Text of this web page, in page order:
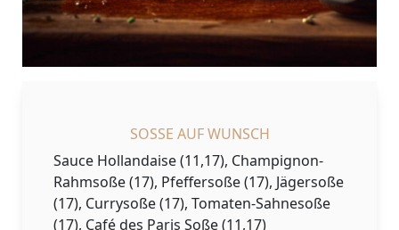
SOSSE AUF WUNSCH
Sauce Hollandaise (11,17), Champignon-
Rahmsoße (17), Pfeffersoße (17), Jägersoße
(17), Currysoße (17), Tomaten-Sahnesoße
(17), Café des Paris Soße (11,17)